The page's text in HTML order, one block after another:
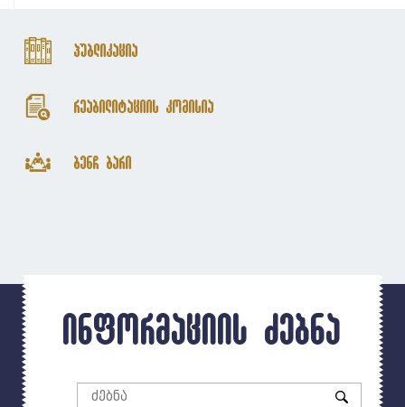
პუბლიკაცია
რეაბილიტაციის კომისია
ბენჩ ბარი
ინფორმაციის ძებნა